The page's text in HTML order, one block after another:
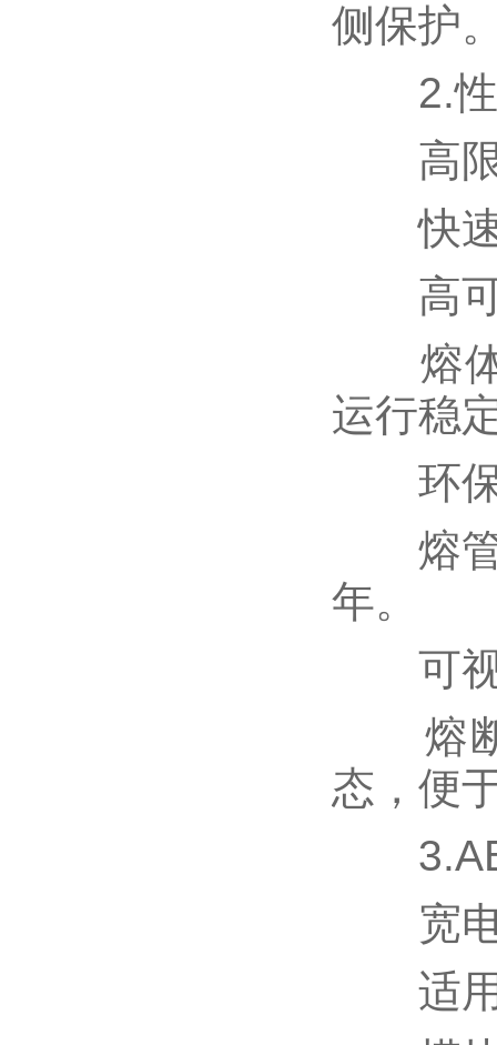
侧保护
2.性
高限
快速
高可
熔体
运行稳
环保
熔管
年。
可视
熔断
态，便
宽电
适用